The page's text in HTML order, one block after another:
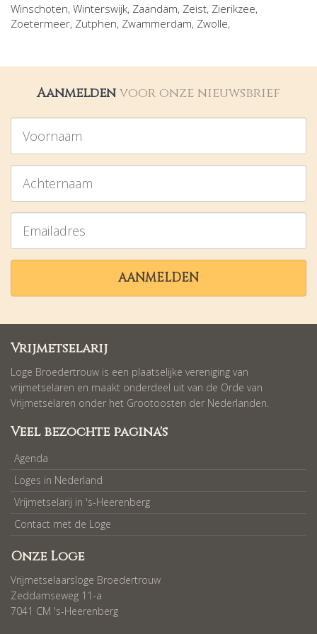
Winschoten, Winterswijk, Zaandam, Zeist, Zierikzee,
Zoetermeer, Zutphen, Zwammerdam, Zwolle,
Aanmelden voor onze nieuwsbrief
Voornaam
Achternaam
Emailadres
AANMELDEN
Vrijmetselarij
Loge Broedertrouw is een plaatselijke vereniging van
vrijmetselaren en maakt onderdeel uit van de Orde van
Vrijmetselaren onder het Grootoosten der Nederlanden.
Veel bezochte pagina's
Agenda
Loges in Nederland
Vrijmetselarij in 's-Heerenberg
Contact met de Loge
Onze Loge
Vrijmetselaarsloge Broedertrouw
Zeddamseweg 11-a
7041 CM 's-Heerenberg